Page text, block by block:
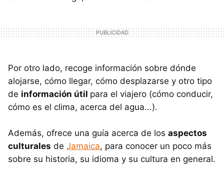
Por otro lado, recoge información sobre dónde
alojarse, cómo llegar, cómo desplazarse y otro tipo
de información útil para el viajero (cómo conducir,
cómo es el clima, acerca del agua...).
Además, ofrece una guía acerca de los aspectos
culturales de Jamaica, para conocer un poco más
sobre su historia, su idioma y su cultura en general.